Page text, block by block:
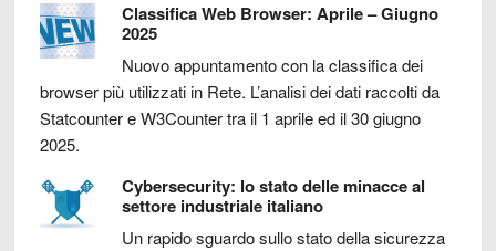
Classifica Web Browser: Aprile – Giugno
2025
Nuovo appuntamento con la classifica dei
browser più utilizzati in Rete. L’analisi dei dati raccolti da
Statcounter e W3Counter tra il 1 aprile ed il 30 giugno
2025.
Cybersecurity: lo stato delle minacce al
settore industriale italiano
Un rapido sguardo sullo stato della sicurezza